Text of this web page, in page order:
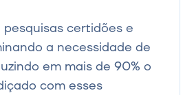
certidões e
a necessidade de
em mais de 90% o
com esses